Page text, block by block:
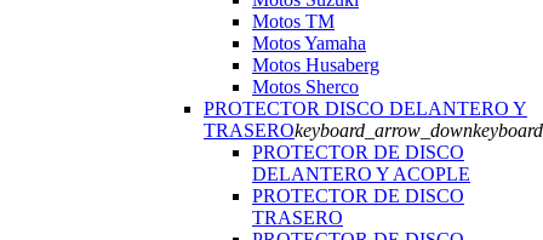
Motos TM
Motos Yamaha
Motos Husaberg
Motos Sherco
PROTECTOR DISCO DELANTERO Y
TRASEROkeyboard_arrow_down
PROTECTOR DE DISCO
DELANTERO Y ACOPLE
PROTECTOR DE DISCO
TRASERO